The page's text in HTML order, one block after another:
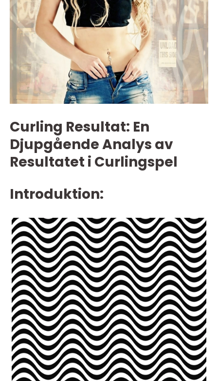
Curling Resultat: En
Djupgående Analys av
Resultatet i Curlingspel
Introduktion: